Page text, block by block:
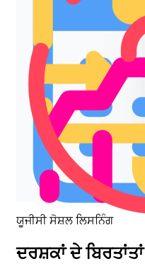
ਯੂਜੀਸੀ ਸੋਸ਼ਲ ਲਿਸਨਿੰਗ
ਦਰਸ਼ਕਾਂ ਦੇ